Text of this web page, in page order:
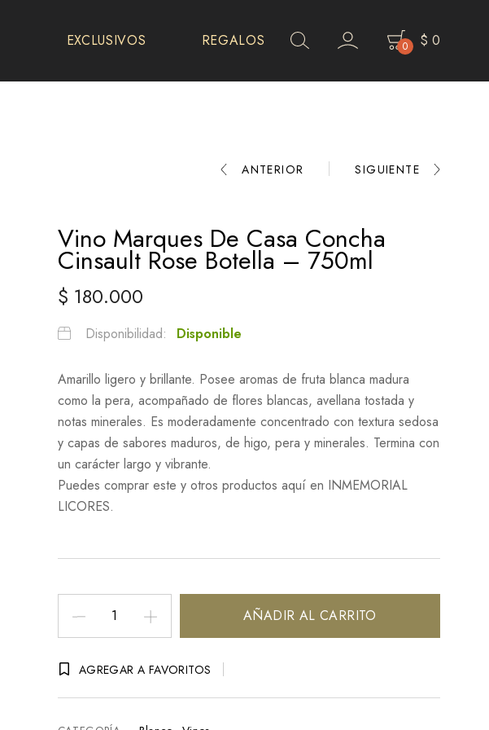
EXCLUSIVOS REGALOS 0 $ 0
Product
navigation
ANTERIOR SIGUIENTE
Vino Marques De Casa Concha
Cinsault Rose Botella – 750ml
$ 180.000
Disponibilidad: Disponible
Amarillo ligero y brillante. Posee aromas de fruta blanca madura
como la pera, acompañado de flores blancas, avellana tostada y
notas minerales. Es moderadamente concentrado con textura sedosa
y capas de sabores maduros, de higo, pera y minerales. Termina con
un carácter largo y vibrante.
Puedes comprar este y otros productos aquí en INMEMORIAL
LICORES.
Casa
Concha
AÑADIR AL CARRITO
AGREGAR A FAVORITOS